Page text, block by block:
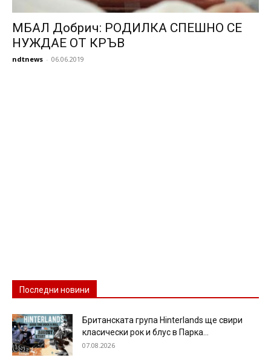
МБАЛ Добрич: РОДИЛКА СПЕШНО СЕ
НУЖДАЕ ОТ КРЪВ
ndtnews - 06.06.2019
Последни новини
Британската група Hinterlands ще свири
класически рок и блус в Парка...
07.08.2026